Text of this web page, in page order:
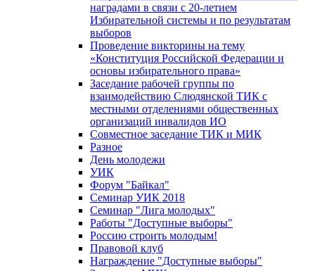
наградами в связи с 20-летием
Избирательной системы и по результатам
выборов
Проведение викторины на тему
«Конституция Российской Федерации и
основы избирательного права»
Заседание рабочей группы по
взаимодействию Слюдянской ТИК с
местными отделениями общественных
организаций инвалидов ИО
Совместное заседание ТИК и МИК
Разное
День молодежи
УИК
Форум "Байкал"
Семинар УИК 2018
Семинар "Лига молодых"
Работы "Доступные выборы"
Россию строить молодым!
Правовой клуб
Награждение "Доступные выборы"